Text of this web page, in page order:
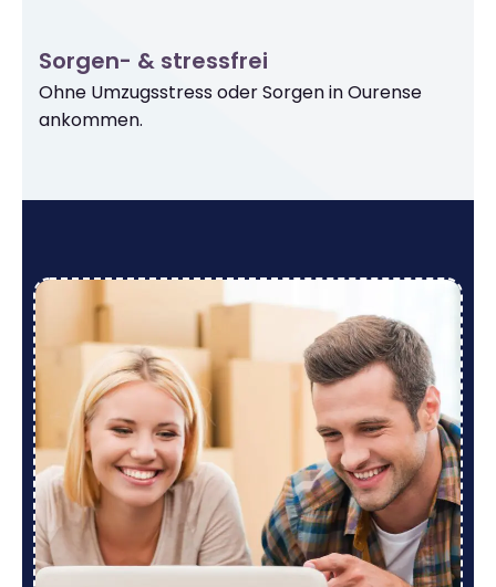
Sorgen- & stressfrei
Ohne Umzugsstress oder Sorgen in Ourense
ankommen.